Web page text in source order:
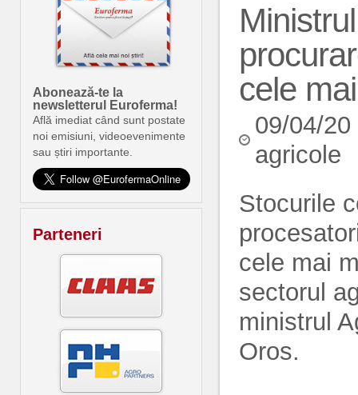
Abonează-te la
newsletterul Euroferma!
Află imediat când sunt postate
noi emisiuni, videoevenimente
sau știri importante.
Parteneri
cele
09/04/
agricole
Stocurile
cele mai
sectorul
ministrul
Oros.